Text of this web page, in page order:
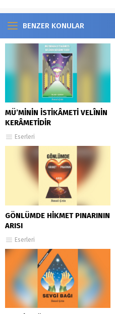
BENZER KONULAR
MÜ’MİNİN İSTİKÂMETİ VELÎNİN
KERÂMETİDİR
Eserleri
GÖNLÜMDE HİKMET PINARININ
ARISI
Eserleri